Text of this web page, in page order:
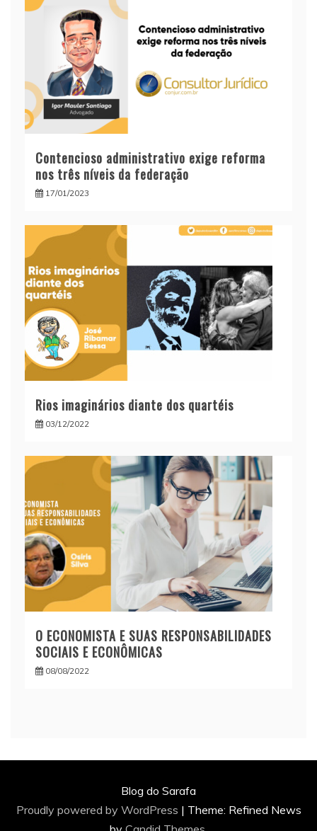
Contencioso administrativo exige reforma
nos três níveis da federação
17/01/2023
Rios imaginários diante dos quartéis
03/12/2022
O ECONOMISTA E SUAS RESPONSABILIDADES
SOCIAIS E ECONÔMICAS
08/08/2022
Blog do Sarafa
Proudly powered by WordPress | Theme: Refined News